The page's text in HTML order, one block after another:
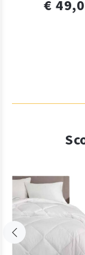
€